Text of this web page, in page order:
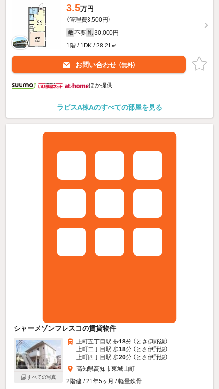
3.5万円
（管理費3,500円）
敷 不要 礼 30,000円
1階 / 1DK / 28.21㎡
お問い合わせ （無料）
ほか提供
ラピスA棟Aのすべての部屋を見る
シャーメゾンフレスコの賃貸物件
すべての写真
上町五丁目駅 歩18分 （とさ伊野線）
上町二丁目駅 歩18分 （とさ伊野線）
上町四丁目駅 歩20分 （とさ伊野線）
高知県高知市東城山町
2階建 / 21年5ヶ月 / 軽量鉄骨